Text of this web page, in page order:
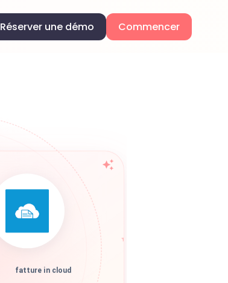
Réserver une démo Commencer
fatture in cloud